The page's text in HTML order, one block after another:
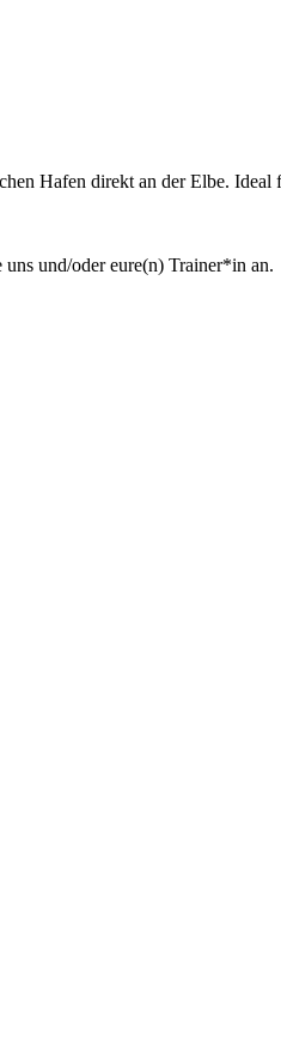
Hafen direkt an der Elbe.
und/oder eure(n) Trainer*in an.